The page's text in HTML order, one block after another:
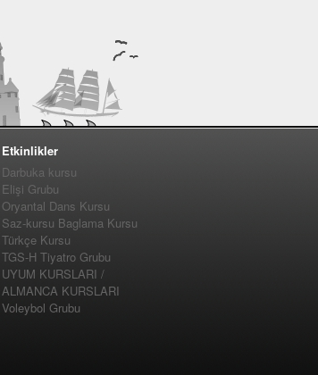
Etkinlikler
Darbuka kursu
Elişi Grubu
Oryantal Dans Kursu
Saz-kursu Baglama Kursu
Türkçe Kursu
TGS-H Tiyatro Grubu
UYUM KURSLARI /
ALMANCA KURSLARI
Voleybol Grubu